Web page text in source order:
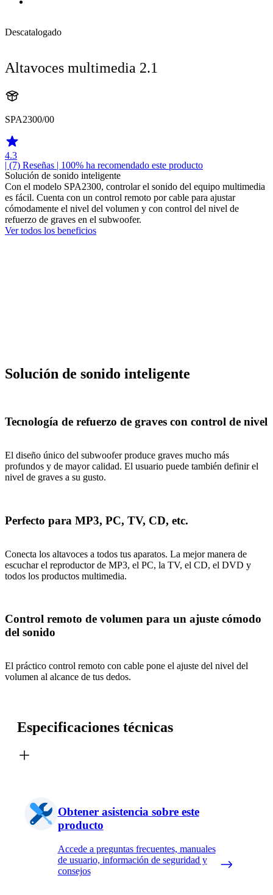
Descatalogado
Altavoces multimedia 2.1
SPA2300/00
4.3
| (7) Reseñas | 100% ha recomendado este producto
Solución de sonido inteligente
Con el modelo SPA2300, controlar el sonido del equipo multimedia
es fácil. Cuenta con un control remoto por cable para ajustar
cómodamente el nivel del volumen y con control del nivel de
refuerzo de graves en el subwoofer.
Ver todos los beneficios
Solución de sonido inteligente
Tecnología de refuerzo de graves con control de nivel
El diseño único del subwoofer produce graves mucho más
profundos y de mayor calidad. El usuario puede también definir el
nivel de graves a su gusto.
Perfecto para MP3, PC, TV, CD, etc.
Conecta los altavoces a todos tus aparatos. La mejor manera de
escuchar el reproductor de MP3, el PC, la TV, el CD, el DVD y
todos los productos multimedia.
Control remoto de volumen para un ajuste cómodo
del sonido
El práctico control remoto con cable pone el ajuste del nivel del
volumen al alcance de tus dedos.
Especificaciones técnicas
Obtener asistencia sobre este
producto
Accede a preguntas frecuentes, manuales
de usuario, información de seguridad y
consejos